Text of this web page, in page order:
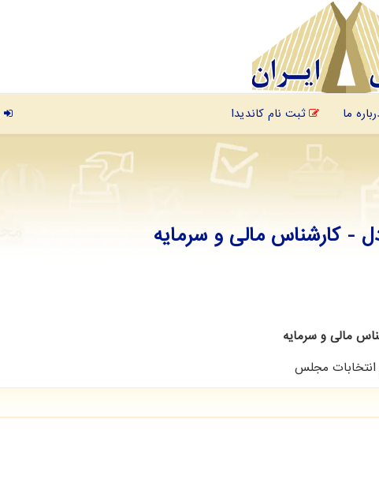
ما ثبت نام کاندیدا
کارشناس مالی و سرمایه
مالی و سرمایه
انتخابات مجلس